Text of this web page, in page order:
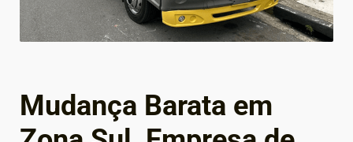
Mudança Barata em